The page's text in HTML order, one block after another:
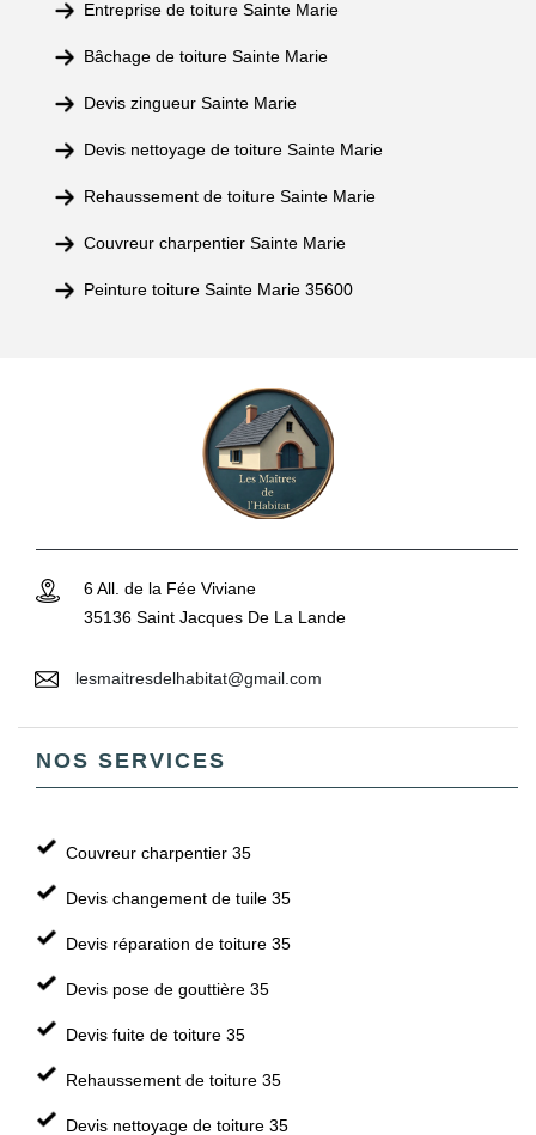
Entreprise de toiture Sainte Marie
Bâchage de toiture Sainte Marie
Devis zingueur Sainte Marie
Devis nettoyage de toiture Sainte Marie
Rehaussement de toiture Sainte Marie
Couvreur charpentier Sainte Marie
Peinture toiture Sainte Marie 35600
6 All. de la Fée Viviane
35136 Saint Jacques De La Lande
lesmaitresdelhabitat@gmail.com
NOS SERVICES
Couvreur charpentier 35
Devis changement de tuile 35
Devis réparation de toiture 35
Devis pose de gouttière 35
Devis fuite de toiture 35
Rehaussement de toiture 35
Devis nettoyage de toiture 35